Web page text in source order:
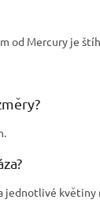
od Mercury je
jednotlivé květiny